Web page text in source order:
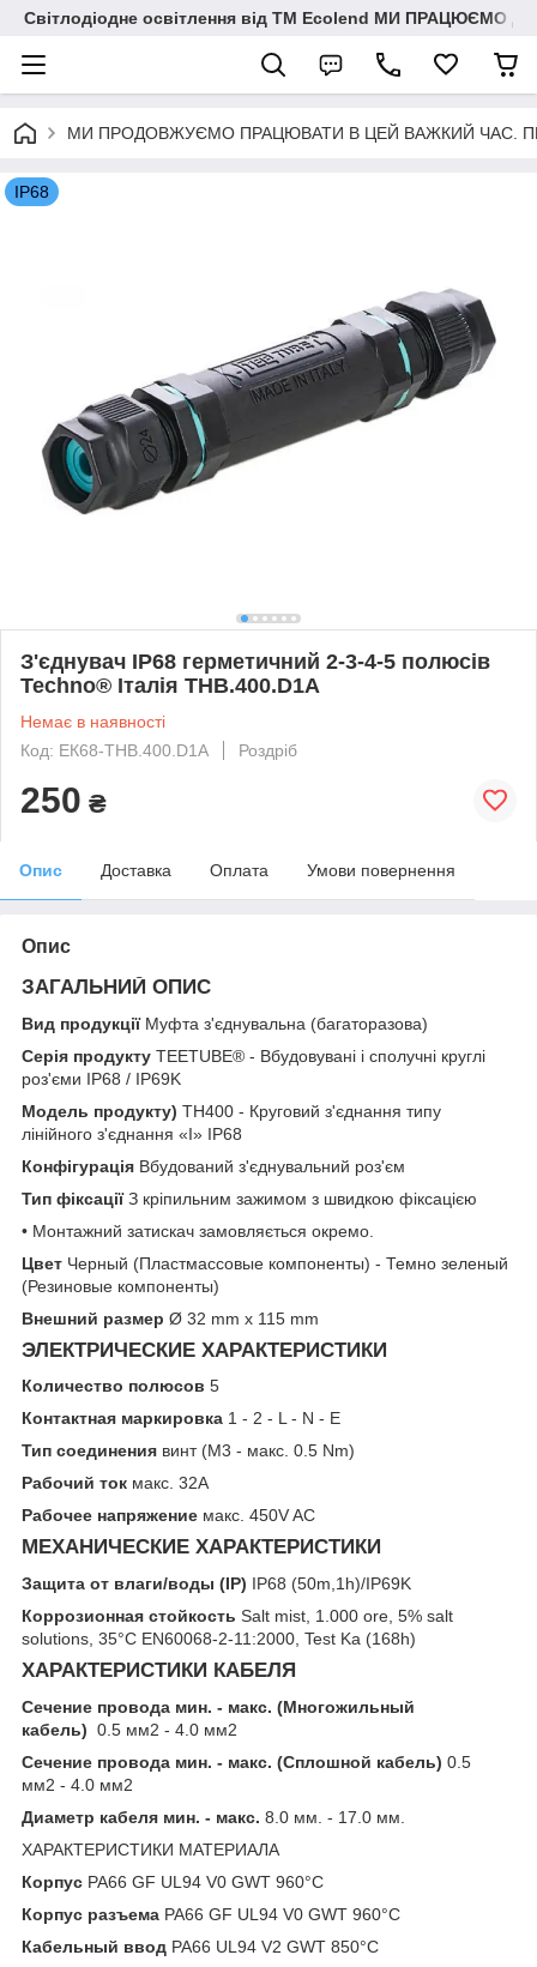
Світлодіодне освітлення від ТМ Ecolend МИ ПРАЦЮЄМО
МИ ПРОДОВЖУЄМО ПРАЦЮВАТИ В ЦЕЙ ВАЖКИЙ ЧАС.
IP68
З'єднувач IP68 герметичний 2-3-4-5 полюсів
Techno® Італія THB.400.D1A
Немає в наявності
Код: ЕК68-THB.400.D1A
Роздріб
250 ₴
Опис Доставка Оплата Умови повернення
Опис
ЗАГАЛЬНИЙ ОПИС
Вид продукції Муфта з'єднувальна (багаторазова)
Серія продукту TEETUBE® - Вбудовувані і сполучні круглі
роз'єми IP68 / IP69K
Модель продукту) TH400 - Круговий з'єднання типу
лінійного з'єднання «I» IP68
Конфігурація Вбудований з'єднувальний роз'єм
Тип фіксаціїЗ кріпильним зажимом з швидкою фіксацією
• Монтажний затискач замовляється окремо.
Цвет Черный (Пластмассовые компоненты) - Темно зеленый
(Резиновые компоненты)
Внешний размер Ø 32 mm x 115 mm
ЭЛЕКТРИЧЕСКИЕ ХАРАКТЕРИСТИКИ
Количество полюсов 5
Контактная маркировка 1 - 2 - L - N - E
Тип соединения винт (M3 - макс. 0.5 Nm)
Рабочий ток макс. 32A
Рабочее напряжение макс. 450V AC
МЕХАНИЧЕСКИЕ ХАРАКТЕРИСТИКИ
Защита от влаги/воды (IP) IP68 (50m,1h)/IP69K
Коррозионная стойкость Salt mist, 1.000 ore, 5% salt
solutions, 35°C EN60068-2-11:2000, Test Ka (168h)
ХАРАКТЕРИСТИКИ КАБЕЛЯ
Сечение провода мин. - макс. (Многожильный
кабель) 0.5 мм2 - 4.0 мм2
Сечение провода мин. - макс. (Сплошной кабель) 0.5
мм2 - 4.0 мм2
Диаметр кабеля мин. - макс. 8.0 мм. - 17.0 мм.
ХАРАКТЕРИСТИКИ МАТЕРИАЛА
Корпус PA66 GF UL94 V0 GWT 960°C
Корпус разъема PA66 GF UL94 V0 GWT 960°C
Кабельный ввод PA66 UL94 V2 GWT 850°C